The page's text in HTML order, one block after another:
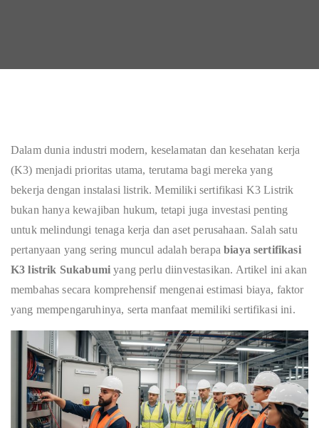
Dalam dunia industri modern, keselamatan dan kesehatan kerja
(K3) menjadi prioritas utama, terutama bagi mereka yang
bekerja dengan instalasi listrik. Memiliki sertifikasi K3 Listrik
bukan hanya kewajiban hukum, tetapi juga investasi penting
untuk melindungi tenaga kerja dan aset perusahaan. Salah satu
pertanyaan yang sering muncul adalah berapabiaya sertifikasi
K3 listrik Sukabumiyang perlu diinvestasikan. Artikel ini akan
membahas secara komprehensif mengenai estimasi biaya, faktor
yang mempengaruhinya, serta manfaat memiliki sertifikasi ini.